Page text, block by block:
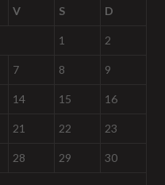
V S D
1 2
7 8 9
14 15 16
21 22 23
28 29 30